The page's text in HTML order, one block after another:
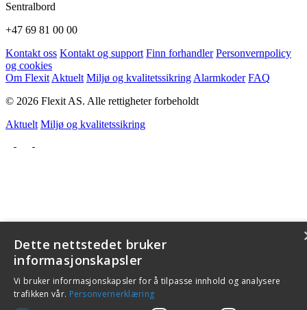
Sentralbord
+47 69 81 00 00
Kontakt oss Kontakt og support Finn forhandler Personvernpolicy
og cookies
Om Flexit Aktuelt Miljø og kvalitetssikring Alarmkoder FAQ
© 2026 Flexit AS. Alle rettigheter forbeholdt
Aktuelt Miljø og kvalitetssikring
Dette nettstedet bruker
informasjonskapsler
Vi bruker informasjonskapsler for å tilpasse innhold og analysere
trafikken vår. Personvernerklæring